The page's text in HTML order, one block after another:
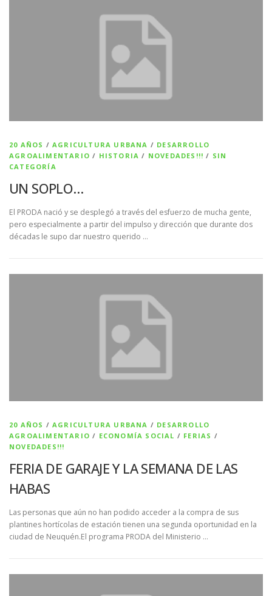
20 AÑOS /AGRICULTURA URBANA / DESARROLLO
AGROALIMENTARIO / HISTORIA / NOVEDADES!!! / SIN
CATEGORÍA
UN SOPLO…
El PRODA nació y se desplegó a través del esfuerzo de mucha gente,
pero especialmente a partir del impulso y dirección que durante dos
décadas le supo dar nuestro querido …
20 AÑOS /AGRICULTURA URBANA / DESARROLLO
AGROALIMENTARIO / ECONOMÍA SOCIAL / FERIAS /
NOVEDADES!!!
FERIA DE GARAJE Y LA SEMANA DE LAS
HABAS
Las personas que aún no han podido acceder a la compra de sus
plantines hortícolas de estación tienen una segunda oportunidad en la
ciudad de Neuquén.El programa PRODA del Ministerio …